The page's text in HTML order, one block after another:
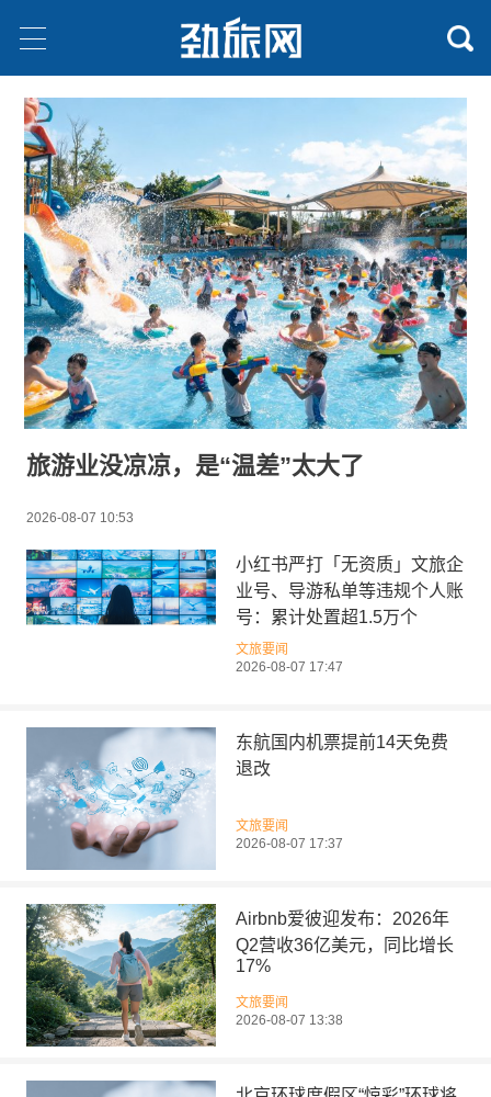
旅游业没凉凉，是“温差”太大了
2026-08-07 10:53
小红书严打「无资质」文旅企
业号、导游私单等违规个人账
号：累计处置超1.5万个
文旅要闻
2026-08-07 17:47
东航国内机票提前14天免费
退改
文旅要闻
2026-08-07 17:37
Airbnb爱彼迎发布：2026年
Q2营收36亿美元，同比增长
17%
文旅要闻
2026-08-07 13:38